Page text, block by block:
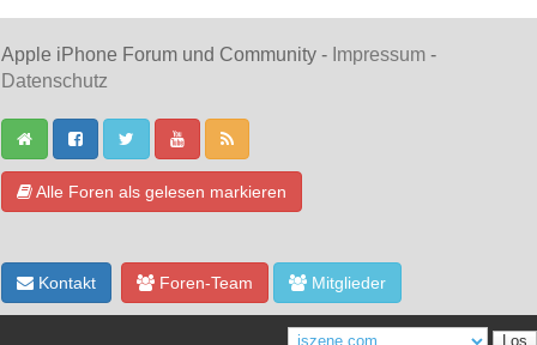
Apple iPhone Forum und Community - Impressum -
Datenschutz
Alle Foren als gelesen markieren
Kontakt Foren-Team Mitglieder